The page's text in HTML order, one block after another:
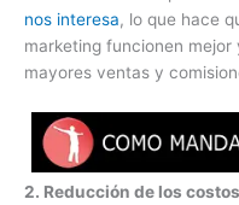
nos interesa, lo que hace
marketing funcionen
mayores ventas y
2. Reducción de los